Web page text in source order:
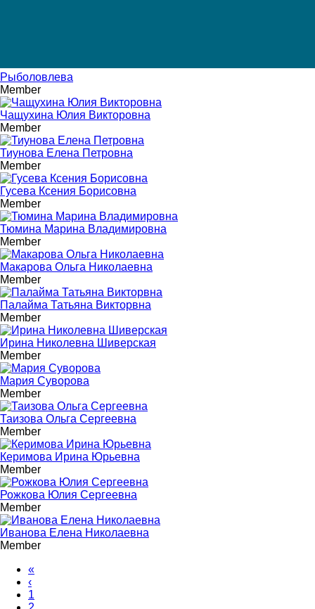
Рыболовлева
Member
Чащухина Юлия Викторовна
Member
Тиунова Елена Петровна
Member
Гусева Ксения Борисовна
Member
Тюмина Марина Владимировна
Member
Макарова Ольга Николаевна
Member
Палайма Татьяна Викторвна
Member
Ирина Николевна Шиверская
Member
Мария Суворова
Member
Таизова Ольга Сергеевна
Member
Керимова Ирина Юрьевна
Member
Рожкова Юлия Сергеевна
Member
Иванова Елена Николаевна
Member
«
‹
1